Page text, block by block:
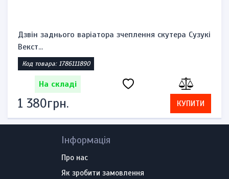
Дзвін заднього варіатора зчеплення скутера Сузукі
Векст...
Код товара: 1786111890
На складі
1 380грн. КУПИТИ
Інформація
Про нас
Як зробити замовлення